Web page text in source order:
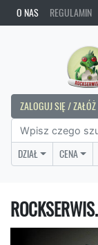
O NAS REGULAMIN
ZALOGUJ SIĘ / ZAŁÓŻ
DZIAŁ CENA